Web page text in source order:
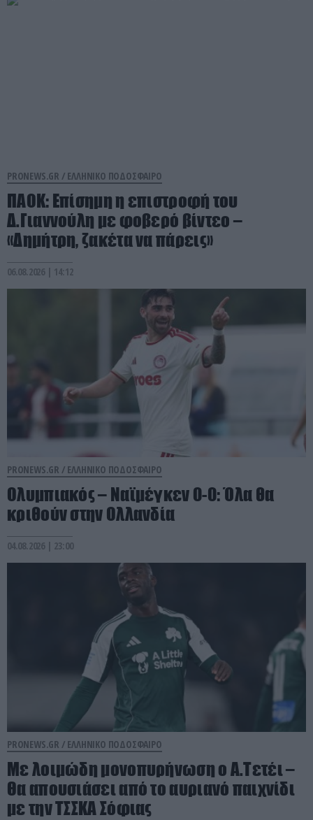
PRONEWS.GR / ΕΛΛΗΝΙΚΟ ΠΟΔΟΣΦΑΙΡΟ
ΠΑΟΚ: Επίσημη η επιστροφή του
Δ.Γιαννούλη με φοβερό βίντεο –
«Δημήτρη, ζακέτα να πάρεις»
06.08.2026 | 14:12
PRONEWS.GR / ΕΛΛΗΝΙΚΟ ΠΟΔΟΣΦΑΙΡΟ
Ολυμπιακός – Ναϊμέγκεν 0-0: Όλα θα
κριθούν στην Ολλανδία
04.08.2026 | 23:00
PRONEWS.GR / ΕΛΛΗΝΙΚΟ ΠΟΔΟΣΦΑΙΡΟ
Με λοιμώδη μονοπυρήνωση ο Α.Τετέι –
Θα απουσιάσει από το αυριανό παιχνίδι
με την ΤΣΣΚΑ Σόφιας